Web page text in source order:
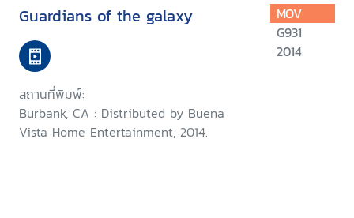
Guardians of the galaxy
สถานที่พิมพ์:
Burbank, CA : Distributed by Buena
Vista Home Entertainment, 2014.
MOV
G931
2014